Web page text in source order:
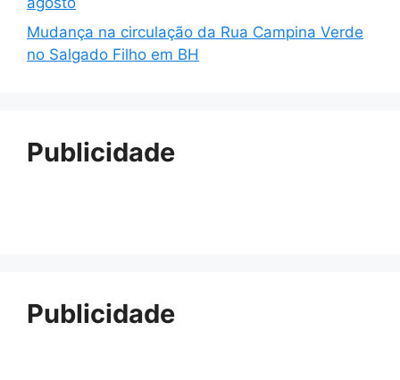
Mudança na circulação da Rua Campina Verde
no Salgado Filho em BH
Publicidade
Publicidade